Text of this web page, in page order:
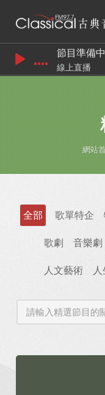
節目準備中
線上直播